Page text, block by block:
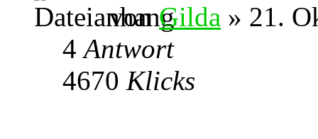
vonGilda » 21.
4Antwort
4670 Klicks